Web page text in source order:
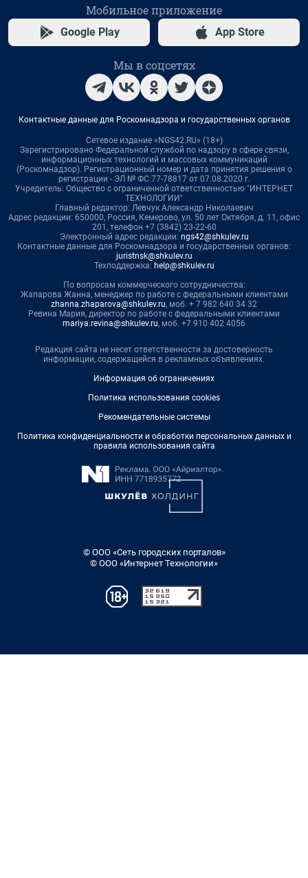
Мобильное приложение
Google Play App Store
Мы в соцсетях
Контактные данные для Роскомнадзора и государственных органов
Сетевое издание «NGS42.RU» (18+)
Зарегистрировано Федеральной службой по надзору в сфере связи,
информационных технологий и массовых коммуникаций
(Роскомнадзор). Регистрационный номер и дата принятия решения о
регистрации - ЭЛ № ФС 77-78817 от 07.08.2020 г.
Учредитель: Общество с ограниченной ответственностью "ИНТЕРНЕТ
ТЕХНОЛОГИИ"
Главный редактор: Левчук Александр Николаевич
Адрес редакции: 650000, Россия, Кемерово, ул. 50 лет Октября, д. 11, офис
201, телефон +7 (3842) 23-22-60
Электронный адрес редакции: ngs42@shkulev.ru
Контактные данные для Роскомнадзора и государственных органов:
juristnsk@shkulev.ru
Техподдержка: help@shkulev.ru
По вопросам коммерческого сотрудничества:
Жапарова Жанна, менеджер по работе с федеральными клиентами
zhanna.zhaparova@shkulev.ru, моб. + 7 982 640 34 32
Ревина Мария, директор по работе с федеральными клиентами
mariya.revina@shkulev.ru, моб. +7 910 402 4056
Редакция сайта не несет ответственности за достоверность
информации, содержащейся в рекламных объявлениях.
Информация об ограничениях
Политика использования cookies
Рекомендательные системы
Политика конфиденциальности и обработки персональных данных и
правила использования сайта
© ООО «Сеть городских порталов»
© ООО «Интернет Технологии»